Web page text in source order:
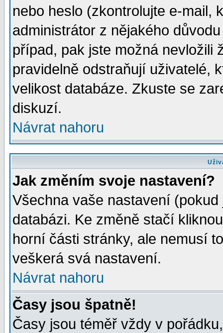
nebo heslo (zkontrolujte e-mail,
administrátor z nějakého
případ, pak jste možná nevložili
pravidelně odstraňují uživatelé,
velikost databáze. Zkuste se
diskuzí.
Návrat nahoru
Jak změním svoje nastavení?
Všechna vaše nastavení
databázi. Ke změně stačí
horní části stránky, ale nemusí
veškerá svá nastavení.
Návrat nahoru
Časy jsou špatně!
Časy jsou téměř vždy v